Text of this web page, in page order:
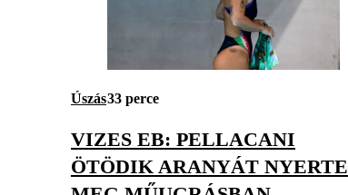
Úszás33 perce
VIZES EB: PELLACANI
ÖTÖDIK ARANYÁT NYERTE